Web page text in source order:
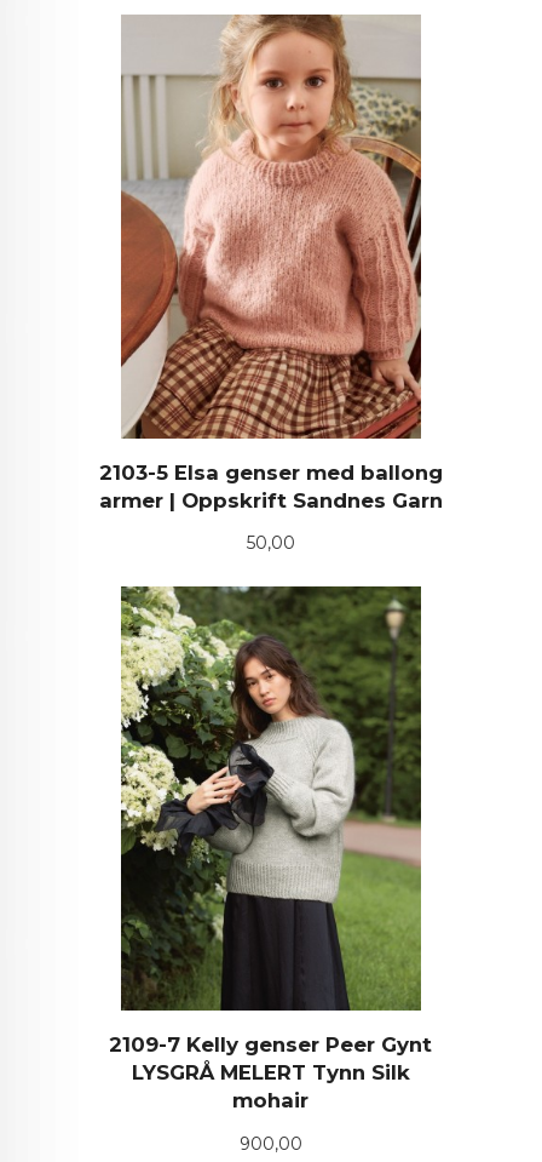
2103-5 Elsa genser med ballong
armer | Oppskrift Sandnes Garn
Pris
50,00
2109-7 Kelly genser Peer Gynt
LYSGRÅ MELERT Tynn Silk
mohair
Pris
900,00